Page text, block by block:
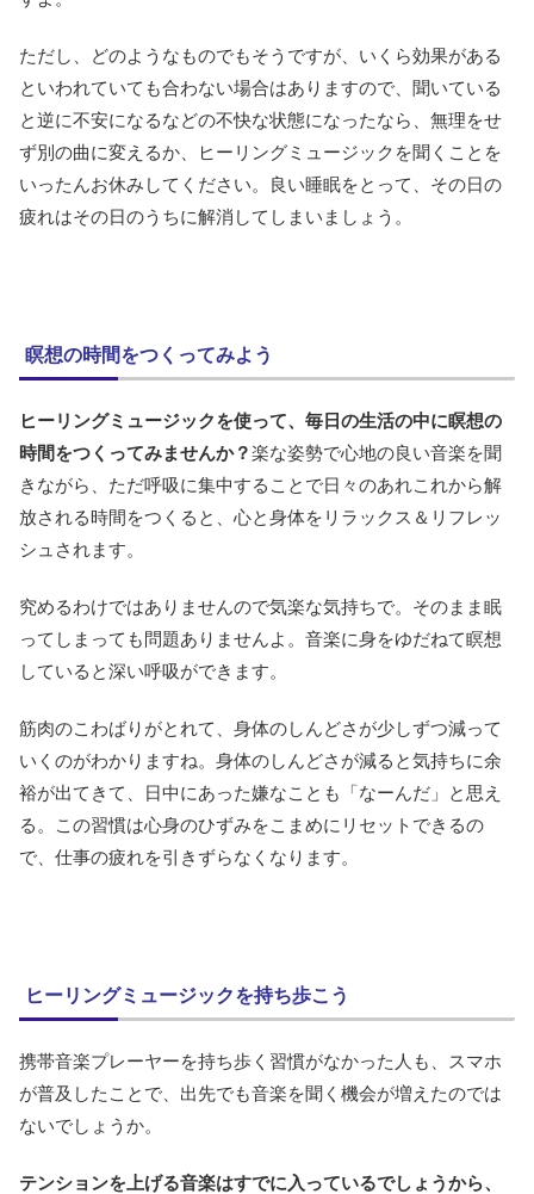
ただし、どのようなものでもそうですが、いくら効果がある
といわれていても合わない場合はありますので、聞いている
と逆に不安になるなどの不快な状態になったなら、無理をせ
ず別の曲に変えるか、ヒーリングミュージックを聞くことを
いったんお休みしてください。良い睡眠をとって、その日の
疲れはその日のうちに解消してしまいましょう。
瞑想の時間をつくってみよう
ヒーリングミュージックを使って、毎日の生活の中に瞑想の
時間をつくってみませんか？楽な姿勢で心地の良い音楽を聞
きながら、ただ呼吸に集中することで日々のあれこれから解
放される時間をつくると、心と身体をリラックス＆リフレッ
シュされます。
究めるわけではありませんので気楽な気持ちで。そのまま眠
ってしまっても問題ありませんよ。音楽に身をゆだねて瞑想
していると深い呼吸ができます。
筋肉のこわばりがとれて、身体のしんどさが少しずつ減って
いくのがわかりますね。身体のしんどさが減ると気持ちに余
裕が出てきて、日中にあった嫌なことも「なーんだ」と思え
る。この習慣は心身のひずみをこまめにリセットできるの
で、仕事の疲れを引きずらなくなります。
ヒーリングミュージックを持ち歩こう
携帯音楽プレーヤーを持ち歩く習慣がなかった人も、スマホ
が普及したことで、出先でも音楽を聞く機会が増えたのでは
ないでしょうか。
テンションを上げる音楽はすでに入っているでしょうから、